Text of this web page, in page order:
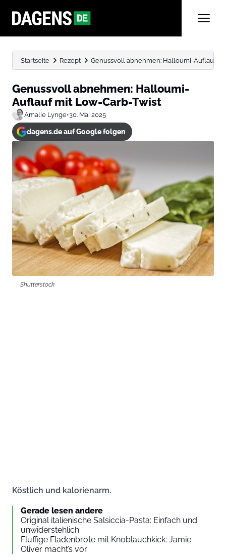
Startseite Rezept Genussvoll abnehmen: Halloumi-Auflauf
Genussvoll abnehmen: Halloumi-
Auflauf mit Low-Carb-Twist
Amalie Lynge•30. Mai 2025
dagens.de auf Google folgen
Shutterstock
Köstlich und kalorienarm.
Gerade lesen andere
Original italienische Salsiccia-Pasta: Einfach und
unwiderstehlich
Fluffige Fladenbrote mit Knoblauchkick: Jamie
Oliver macht’s vor